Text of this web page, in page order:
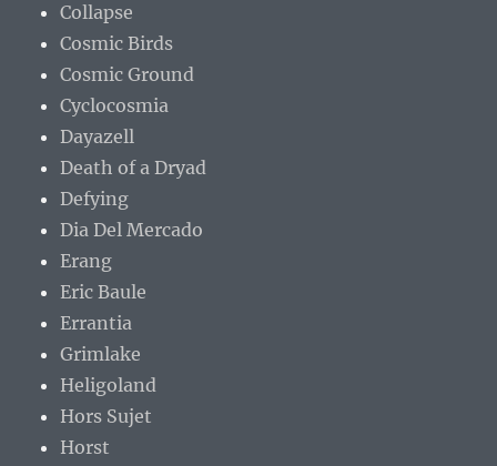
Collapse
Cosmic Birds
Cosmic Ground
Cyclocosmia
Dayazell
Death of a Dryad
Defying
Dia Del Mercado
Erang
Eric Baule
Errantia
Grimlake
Heligoland
Hors Sujet
Horst